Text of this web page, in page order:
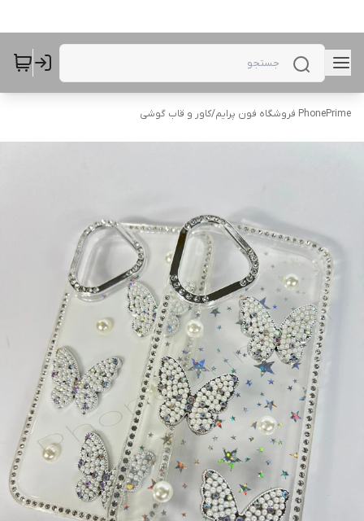
PhonePrime فروشگاه فون پرایم /کاور و قاب گوشی